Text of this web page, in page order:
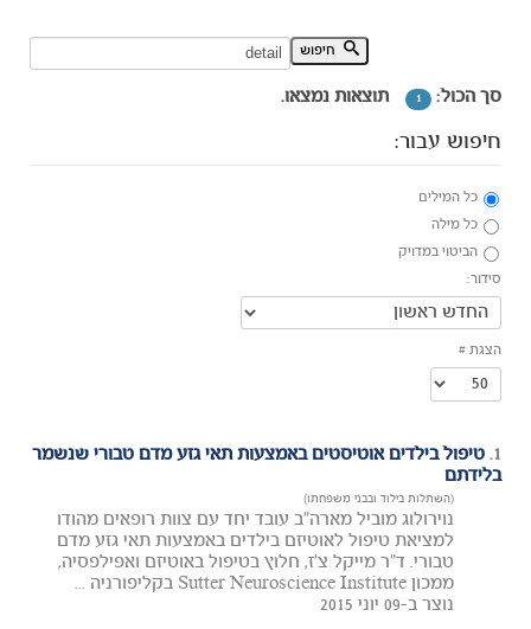
חיפוש מילת מפתח:
סך הכול: 1 תוצאות נמצאו.
חיפוש עבור:
כל המילים
כל מילה
הביטוי במדויק
סידור:
הצגת #
1. טיפול בילדים אוטיסטים באמצעות תאי גזע מדם טבורי שנשמר
בלידתם
(השתלות בילוד ובבני משפחתו)
נוירולוג מוביל מארה"ב עובד יחד עם צוות רופאים מהודו
למציאת טיפול לאוטיזם בילדים באמצעות תאי גזע מדם
טבורי. ד"ר מייקל צ'ז, חלוץ בטיפול באוטיזם ואפילפסיה,
ממכון Sutter Neuroscience Institute בקליפורניה ...
נוצר ב-09 יוני 2015